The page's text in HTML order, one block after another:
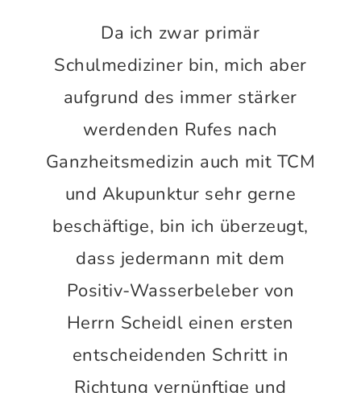
Da ich zwar primär
Schulmediziner bin, mich aber
aufgrund des immer stärker
werdenden Rufes nach
Ganzheitsmedizin auch mit TCM
und Akupunktur sehr gerne
beschäftige, bin ich überzeugt,
dass jedermann mit dem
Positiv-Wasserbeleber von
Herrn Scheidl einen ersten
entscheidenden Schritt in
Richtung vernünftige und